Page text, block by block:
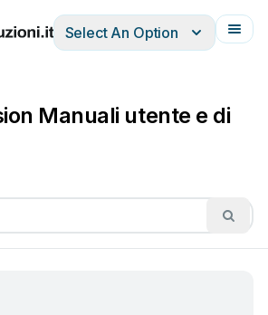
ItalianoFrançais
Select An Option
Manuali utente e di